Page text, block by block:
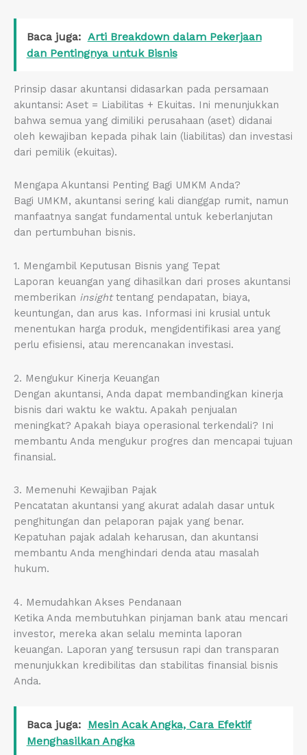
Baca juga: Arti Breakdown dalam Pekerjaan
dan Pentingnya untuk Bisnis
Prinsip dasar akuntansi didasarkan pada persamaan
akuntansi: Aset = Liabilitas + Ekuitas. Ini menunjukkan
bahwa semua yang dimiliki perusahaan (aset) didanai
oleh kewajiban kepada pihak lain (liabilitas) dan investasi
dari pemilik (ekuitas).
Mengapa Akuntansi Penting Bagi UMKM Anda?
Bagi UMKM, akuntansi sering kali dianggap rumit, namun
manfaatnya sangat fundamental untuk keberlanjutan
dan pertumbuhan bisnis.
1. Mengambil Keputusan Bisnis yang Tepat
Laporan keuangan yang dihasilkan dari proses akuntansi
memberikan insighttentang pendapatan, biaya,
keuntungan, dan arus kas. Informasi ini krusial untuk
menentukan harga produk, mengidentifikasi area yang
perlu efisiensi, atau merencanakan investasi.
2. Mengukur Kinerja Keuangan
Dengan akuntansi, Anda dapat membandingkan kinerja
bisnis dari waktu ke waktu. Apakah penjualan
meningkat? Apakah biaya operasional terkendali? Ini
membantu Anda mengukur progres dan mencapai tujuan
finansial.
3. Memenuhi Kewajiban Pajak
Pencatatan akuntansi yang akurat adalah dasar untuk
penghitungan dan pelaporan pajak yang benar.
Kepatuhan pajak adalah keharusan, dan akuntansi
membantu Anda menghindari denda atau masalah
hukum.
4. Memudahkan Akses Pendanaan
Ketika Anda membutuhkan pinjaman bank atau mencari
investor, mereka akan selalu meminta laporan
keuangan. Laporan yang tersusun rapi dan transparan
menunjukkan kredibilitas dan stabilitas finansial bisnis
Anda.
Baca juga:
Mesin Acak Angka, Cara Efektif
Menghasilkan Angka